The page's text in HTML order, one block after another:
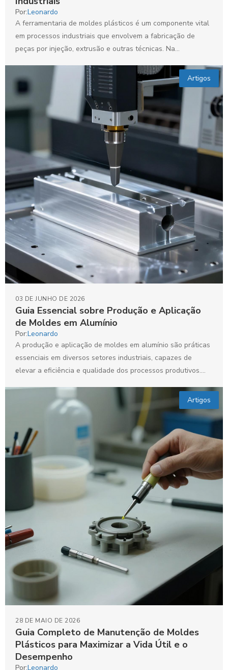
Por:Leonardo
A ferramentaria de moldes plásticos é um componente vital
em processos industriais que envolvem a fabricação de
peças por injeção, extrusão e outras técnicas. Na...
Artigos
Guia Essencial sobre Produção e Aplicação
de Moldes em Alumínio
03 DE JUNHO DE 2026
Por:Leonardo
A produção e aplicação de moldes em alumínio são práticas
essenciais em diversos setores industriais, capazes de
elevar a eficiência e qualidade dos processos produtivos....
Artigos
Guia Completo de Manutenção de Moldes
Plásticos para Maximizar a Vida Útil e o
Desempenho
28 DE MAIO DE 2026
Por:Leonardo